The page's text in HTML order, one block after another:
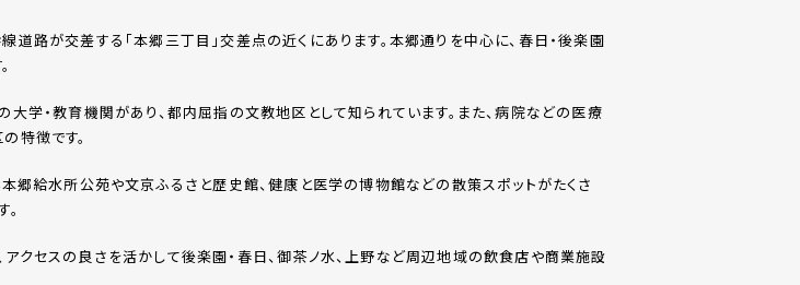
路が交差する「本郷三丁目」交差点の近くにあります。本郷通りを中心に、春日・後楽園
学・教育機関があり、都内屈指の文教地区として知られています。また、病院などの医療
特徴です。
郷給水所公苑や文京ふるさと歴史館、健康と医学の博物館などの散策スポットがたくさ
クセスの良さを活かして後楽園・春日、御茶ノ水、上野など周辺地域の飲食店や商業施設